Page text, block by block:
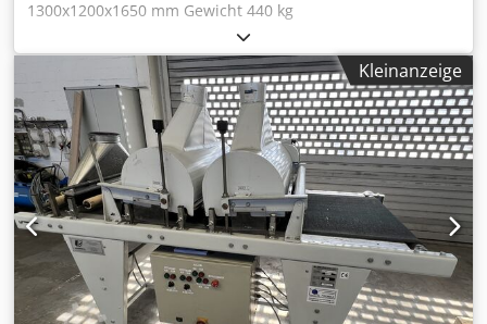
1300x1200x1650 mm Gewicht 440 kg
Gesamtleistungsbedarf 8 kw Bürstmaschine RUSTOMAX
OPTIMAT 600 - Arbeitsbreite 600 mm Dodpfxov A Hdpo
Aczokr - max. Materialhöhe 300 mm - Arbeitslänge 1200
mm - Bürstendurchmesser 190 mm - Bürstendrehzahl
1500 U/min - Spindeldurchmesser 40 mm - Anzahl Bürsten
2 Stk. (Metal + Nylon) - max. Geschwindigkeit des
Zuführbandes + stufenlose Einstellung 0 - 10 m/min. -
Arbeitshöhe 940 mm + 50 mm - Absaugstutzen
Durchmesser 2 x 120 mm - Gesamtleistung 8,0 kW (2 x 4
KW) - Spannung 400V / 50Hz - Gesamtabmessungen
L=1300 mm, B=1200 mm, H=1650 mm - Gewicht 440 kg
Kleinanzeige